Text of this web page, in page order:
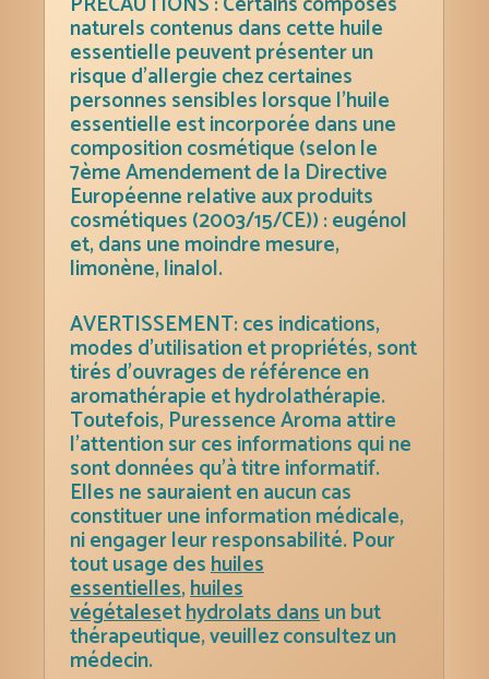
naturels contenus dans cette huile
essentielle peuvent présenter un
risque d’allergie chez certaines
personnes sensibles lorsque l’huile
essentielle est incorporée dans une
composition cosmétique (selon le
7ème Amendement de la Directive
Européenne relative aux produits
cosmétiques (2003/15/CE)) : eugénol
et, dans une moindre mesure,
limonène, linalol.
AVERTISSEMENT: ces indications,
modes d’utilisation et propriétés, sont
tirés d’ouvrages de référence en
aromathérapie et hydrolathérapie.
Toutefois, Puressence Aroma attire
l’attention sur ces informations qui ne
sont données qu’à titre informatif.
Elles ne sauraient en aucun cas
constituer une information médicale,
ni engager leur responsabilité. Pour
tout usage deshuiles
essentielles,huiles
végétalesethydrolats dansun but
thérapeutique, veuillez consultez un
médecin.